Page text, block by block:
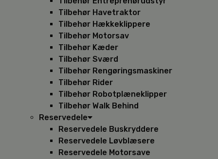
Tilbehør Havetraktor
Tilbehør Hækkeklippere
Tilbehør Motorsav
Tilbehør Kæder
Tilbehør Sværd
Tilbehør Rengøringsmaskiner
Tilbehør Rider
Tilbehør Robotplæneklipper
Tilbehør Walk Behind
Reservedele
Reservedele Buskryddere
Reservedele Løvblæsere
Reservedele Motorsave